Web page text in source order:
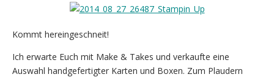
Kommt hereingeschneit!
Ich erwarte Euch mit Make & Takes und verkaufte eine
Auswahl handgefertigter Karten und Boxen. Zum Plaudern